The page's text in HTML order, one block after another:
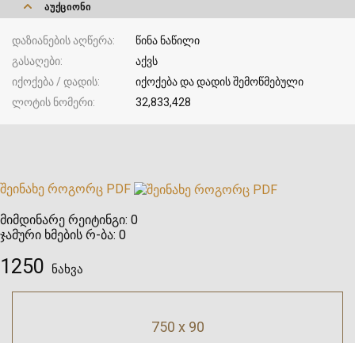
ᲐᲣᲥᲪᲘᲝᲜᲘ
დაზიანების აღწერა
წინა ნაწილი
გასაღები
აქვს
იქოქება / დადის
იქოქება და დადის შემოწმებული
ლოტის ნომერი
32,833,428
შეინახე როგორც PDF
მიმდინარე რეიტინგი: 0
ჯამური ხმების რ-ბა: 0
1250 ნახვა
750 x 90